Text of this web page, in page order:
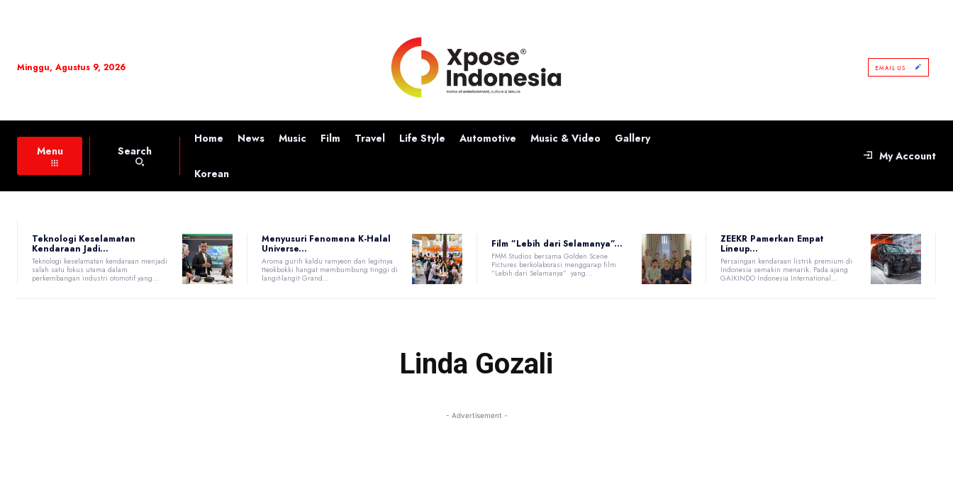
Minggu, Agustus 9, 2026 EMAIL US
Menu Search
Home News Music Film Travel Life Style Automotive Music & Video Gallery
Korean
My Account
Teknologi Keselamatan
Kendaraan Jadi...
Teknologi keselamatan kendaraan menjadi
salah satu fokus utama dalam
perkembangan industri otomotif yang...
Menyusuri Fenomena K-Halal
Universe...
Aroma gurih kaldu ramyeon dan legitnya
tteokbokki hangat membumbung tinggi di
langit-langit Grand...
Film ”Lebih dari Selamanya”...
FMM Studios bersama Golden Scene
Pictures berkolaborasi menggarap film
”Lebih dari Selamanya” yang...
ZEEKR Pamerkan Empat
Lineup...
Persaingan kendaraan listrik premium di
Indonesia semakin menarik. Pada ajang
GAIKINDO Indonesia International...
Linda Gozali
- Advertisement -